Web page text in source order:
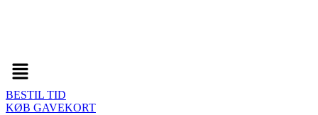
Menu
BESTIL TID
KØB GAVEKORT